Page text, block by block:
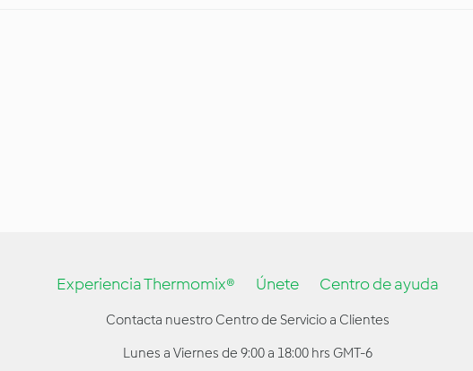
Experiencia Thermomix® Únete Centro de ayuda
Contacta nuestro Centro de Servicio a Clientes
Lunes a Viernes de 9:00 a 18:00 hrs GMT-6